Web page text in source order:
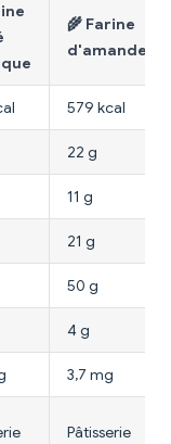
🌾 Farine
d'amande
579 kcal
22 g
11 g
21 g
50 g
4 g
3,7 mg
Pâtisserie